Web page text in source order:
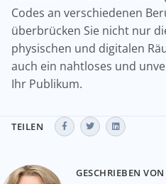
Codes an verschiedenen
überbrücken Sie nicht nur
physischen und digitalen
auch ein nahtloses und
Ihr Publikum.
TEILEN
GESCHRIEBEN VON